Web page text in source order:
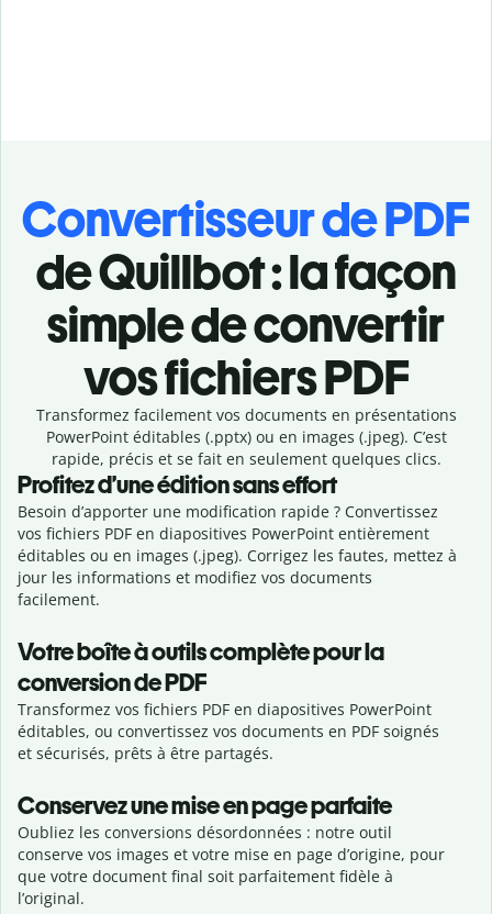
Convertisseur de PDF
de Quillbot : la façon
simple de convertir
vos fichiers PDF
Transformez facilement vos documents en présentations
PowerPoint éditables (.pptx) ou en images (.jpeg). C’est
rapide, précis et se fait en seulement quelques clics.
Profitez d’une édition sans effort
Besoin d’apporter une modification rapide ? Convertissez
vos fichiers PDF en diapositives PowerPoint entièrement
éditables ou en images (.jpeg). Corrigez les fautes, mettez à
jour les informations et modifiez vos documents
facilement.
Votre boîte à outils complète pour la
conversion de PDF
Transformez vos fichiers PDF en diapositives PowerPoint
éditables, ou convertissez vos documents en PDF soignés
et sécurisés, prêts à être partagés.
Conservez une mise en page parfaite
Oubliez les conversions désordonnées : notre outil
conserve vos images et votre mise en page d’origine, pour
que votre document final soit parfaitement fidèle à
l’original.